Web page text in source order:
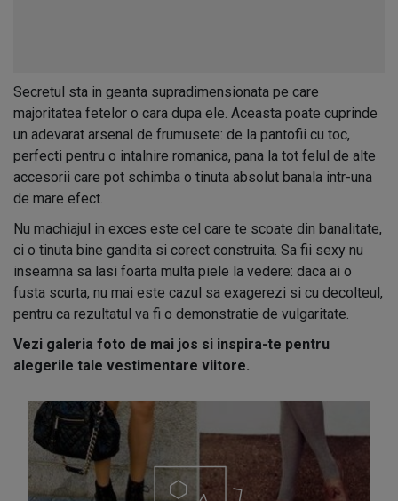
Secretul sta in geanta supradimensionata pe care
majoritatea fetelor o cara dupa ele. Aceasta poate cuprinde
un adevarat arsenal de frumusete: de la pantofii cu toc,
perfecti pentru o intalnire romanica, pana la tot felul de alte
accesorii care pot schimba o tinuta absolut banala intr-una
de mare efect.
Nu machiajul in exces este cel care te scoate din banalitate,
ci o tinuta bine gandita si corect construita. Sa fii sexy nu
inseamna sa lasi foarta multa piele la vedere: daca ai o
fusta scurta, nu mai este cazul sa exagerezi si cu decolteul,
pentru ca rezultatul va fi o demonstratie de vulgaritate.
Vezi galeria foto de mai jos si inspira-te pentru
alegerile tale vestimentare viitore.